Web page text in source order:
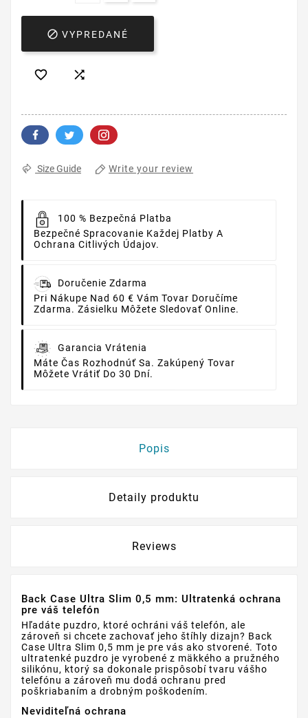
 VYPREDANÉ
 
Size Guide Write your review
100 % Bezpečná Platba
Bezpečné Spracovanie Každej Platby A
Ochrana Citlivých Údajov.
Doručenie Zdarma
Pri Nákupe Nad 60 € Vám Tovar Doručíme
Zdarma. Zásielku Môžete Sledovať Online.
Garancia Vrátenia
Máte Čas Rozhodnúť Sa. Zakúpený Tovar
Môžete Vrátiť Do 30 Dní.
Popis
Detaily produktu
Reviews
Back Case Ultra Slim 0,5 mm: Ultratenká ochrana
pre váš telefón
Hľadáte puzdro, ktoré ochráni váš telefón, ale
zároveň si chcete zachovať jeho štíhly dizajn? Back
Case Ultra Slim 0,5 mm je pre vás ako stvorené. Toto
ultratenké puzdro je vyrobené z mäkkého a pružného
silikónu, ktorý sa dokonale prispôsobí tvaru vášho
telefónu a zároveň mu dodá ochranu pred
poškriabaním a drobným poškodením.
Neviditeľná ochrana